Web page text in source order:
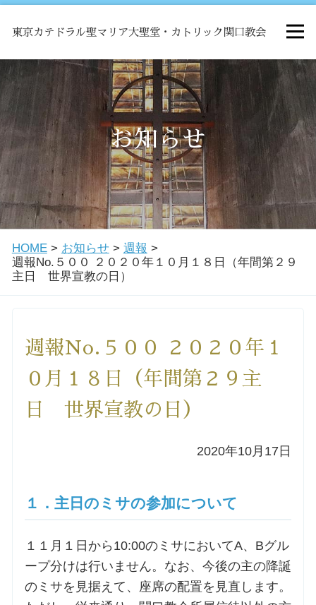
東京カテドラル聖マリア大聖堂・カトリック関口教会
HOME
ミサ
お知らせ
関口教会について
教会学校・中高生会
洗礼を希望される方
講座のご案内
シスター中島の講座
教区カテキスタの講座
三田助祭の講座
お知らせ
HOME> お知らせ> 週報 >
週報No.５００ ２０２０年１０月１８日（年間第２９
主日 世界宣教の日）
週報No.５００ ２０２０年１
０月１８日（年間第２９主
日 世界宣教の日）
2020年10月17日
１．主日のミサの参加について
１１月１日から10:00のミサにおいてA、Bグル
ープ分けは行いません。なお、今後の主の降誕
のミサを見据えて、座席の配置を見直します。